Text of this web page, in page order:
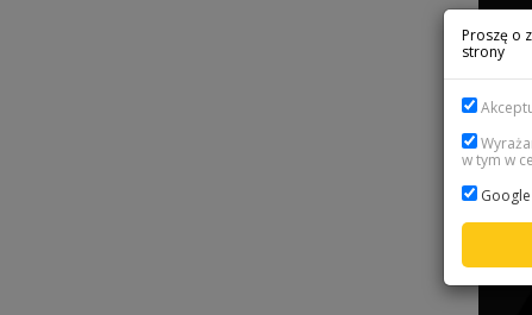
Proszę o
strony
w tym w